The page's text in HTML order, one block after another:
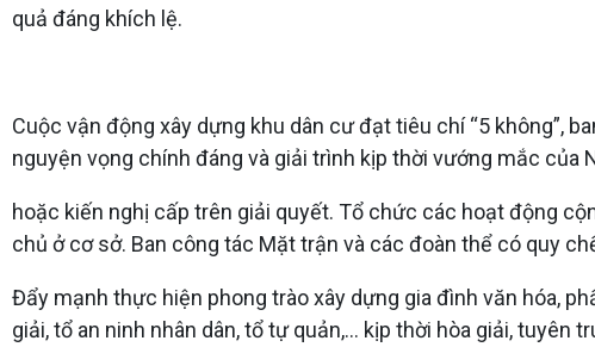
quả đáng khích lệ.
Cuộc vận động xây dựng khu dân cư đạt tiêu chí “5 không”,
nguyện vọng chính đáng và giải trình kịp thời vướng mắc của
hoặc kiến nghị cấp trên giải quyết. Tổ chức các hoạt động
chủ ở cơ sở. Ban công tác Mặt trận và các đoàn thể có quy
Đẩy mạnh thực hiện phong trào xây dựng gia đình văn hóa,
giải, tổ an ninh nhân dân, tổ tự quản,... kịp thời hòa giải,